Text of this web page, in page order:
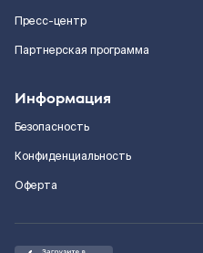
Пресс-центр
Партнерская программа
Информация
Безопасность
Конфиденциальность
Оферта